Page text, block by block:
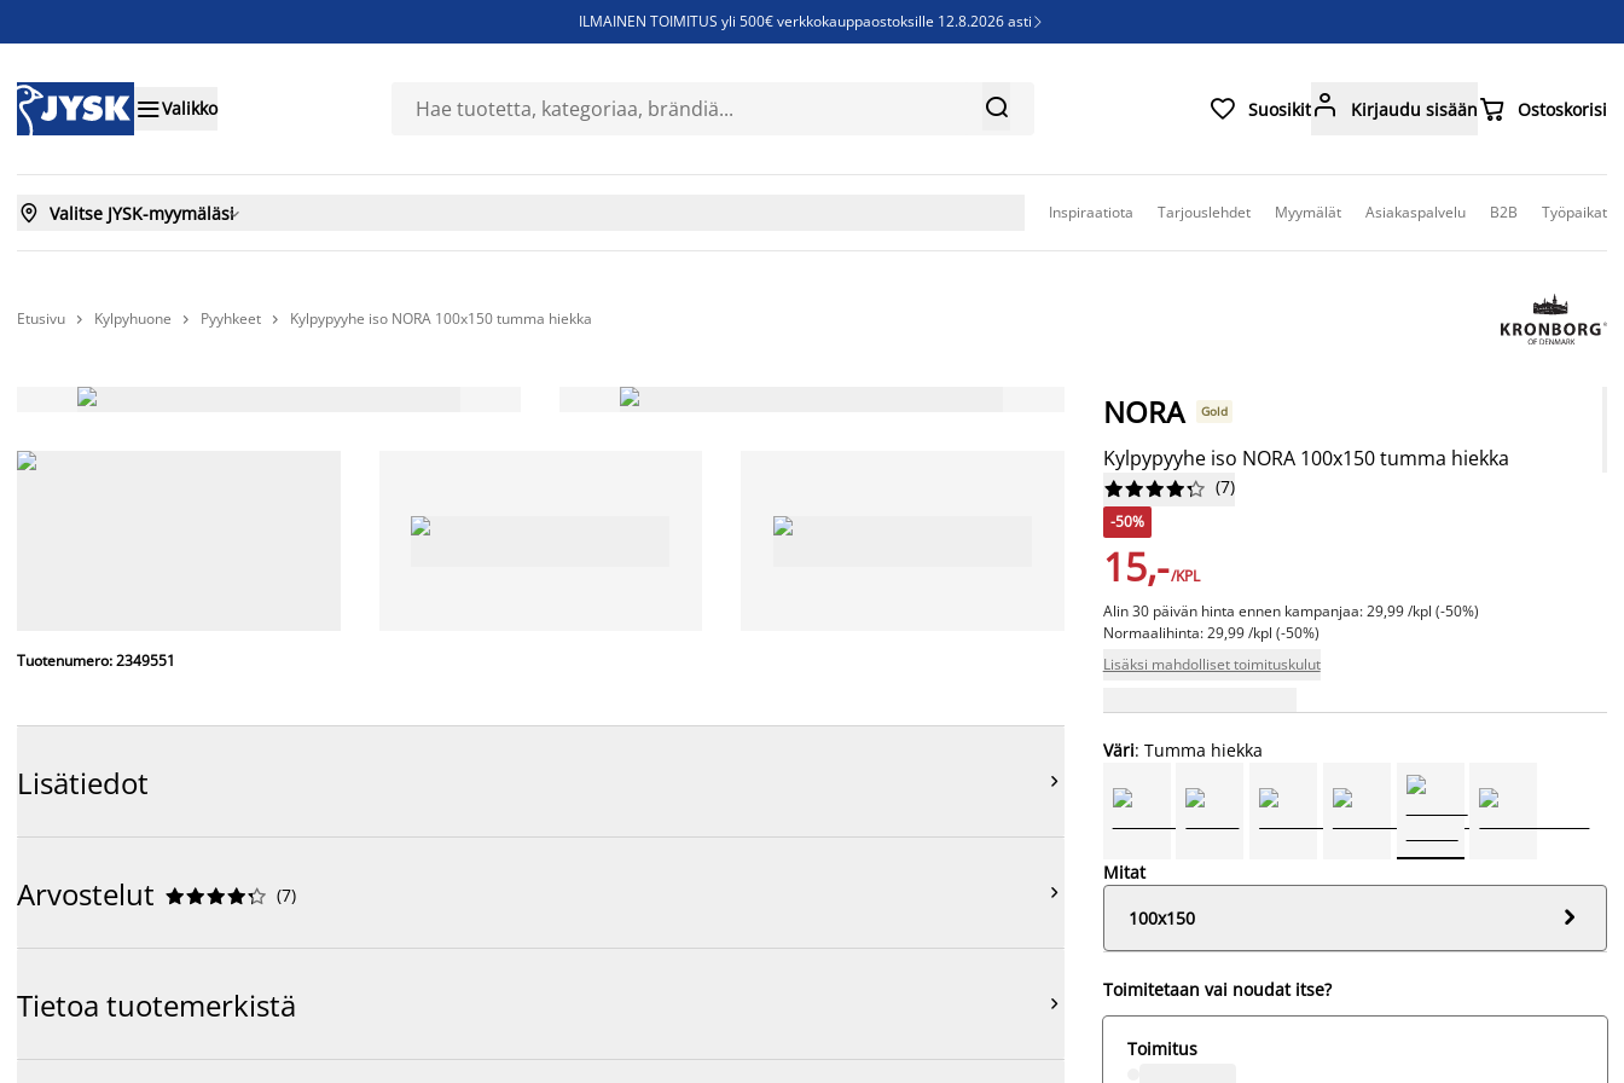
ILMAINEN TOIMITUS yli 500€ verkkokauppaostoksille 12.8.2026 asti 
Sijauspatjoja - Säästä jopa 60%
Valikko   Suosikit Kirjaudu sisään Ostoskorisi
 Valitse JYSK-myymäläsi Inspiraatiota Tarjouslehdet Myymälät Asiakaspalvelu B2B Työpaikat
Etusivu  Kylpyhuone  Pyyhkeet  Kylpypyyhe iso NORA 100x150 tumma hiekka
Tuotenumero: 2349551
Lisätiedot 
Arvostelut 




 (7) 
Tietoa tuotemerkistä 
NORA Gold
Kylpypyyhe iso NORA 100x150 tumma hiekka





 (7)
-50%
15,-/KPL
Alin 30 päivän hinta ennen kampanjaa: 29,99 /kpl (-50%)
Normaalihinta: 29,99 /kpl (-50%)
Lisäksi mahdolliset toimituskulut
Väri: Tumma hiekka
Mitat
100x150

Toimitetaan vai noudat itse?
Toimitus